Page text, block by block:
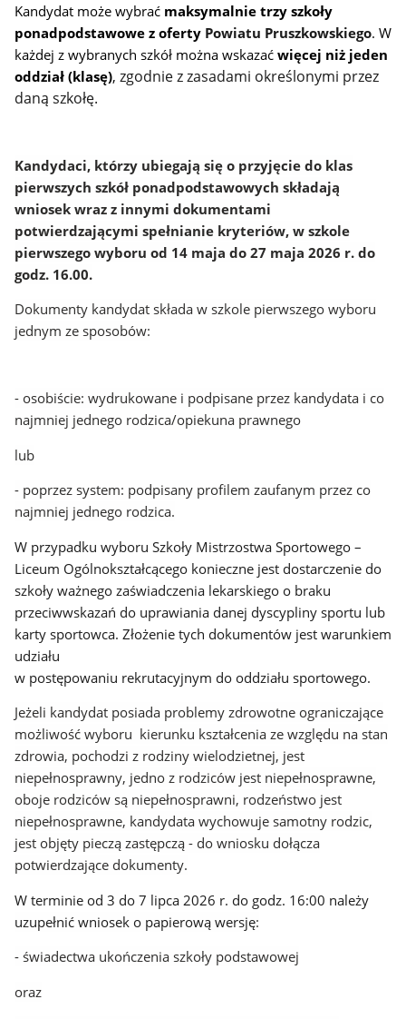
Kandydat może wybrać maksymalnie trzy szkoły
ponadpodstawowe z oferty Powiatu Pruszkowskiego. W
każdej z wybranych szkół można wskazać więcej niż jeden
oddział (klasę), zgodnie z zasadami określonymi przez
daną szkołę.
Kandydaci, którzy ubiegają się o przyjęcie do klas
pierwszych szkół ponadpodstawowych składają
wniosek wraz z innymi dokumentami
potwierdzającymi spełnianie kryteriów, w szkole
pierwszego wyboru od 14 maja do 27 maja 2026 r. do
godz. 16.00.
Dokumenty kandydat składa w szkole pierwszego wyboru
jednym ze sposobów:
- osobiście: wydrukowane i podpisane przez kandydata i co
najmniej jednego rodzica/opiekuna prawnego
lub
- poprzez system: podpisany profilem zaufanym przez co
najmniej jednego rodzica.
W przypadku wyboru Szkoły Mistrzostwa Sportowego –
Liceum Ogólnokształcącego konieczne jest dostarczenie do
szkoły ważnego zaświadczenia lekarskiego o braku
przeciwwskazań do uprawiania danej dyscypliny sportu lub
karty sportowca. Złożenie tych dokumentów jest warunkiem
udziału
w postępowaniu rekrutacyjnym do oddziału sportowego.
Jeżeli kandydat posiada problemy zdrowotne ograniczające
możliwość wyboru kierunku kształcenia ze względu na stan
zdrowia, pochodzi z rodziny wielodzietnej, jest
niepełnosprawny, jedno z rodziców jest niepełnosprawne,
oboje rodziców są niepełnosprawni, rodzeństwo jest
niepełnosprawne, kandydata wychowuje samotny rodzic,
jest objęty pieczą zastępczą - do wniosku dołącza
potwierdzające dokumenty.
W terminie od 3 do 7 lipca 2026 r. do godz. 16:00 należy
uzupełnić wniosek o papierową wersję:
- świadectwa ukończenia szkoły podstawowej
oraz